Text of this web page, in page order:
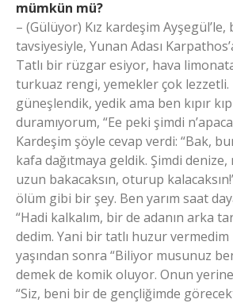
mümkün mü?
– (Gülüyor) Kız kardeşim
tavsiyesiyle, Yunan Adası
Tatlı bir rüzgar esiyor, hava
turkuaz rengi, yemekler çok lezzetli.
güneşlendik, yedik ama ben kıpır
duramıyorum, “Ee peki şimdi
Kardeşim şöyle cevap verdi: “Bak,
kafa dağıtmaya geldik. Şimdi
uzun bakacaksın, oturup
ölüm gibi bir şey. Ben yarım saat
“Hadi kalkalım, bir de adanın arka
dedim. Yani bir tatlı huzur vermedim
yaşından sonra “Biliyor musunuz
demek de komik oluyor. Onun
“Siz, beni bir de gençliğimde